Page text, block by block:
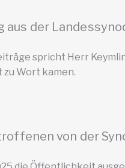
der
spricht Herr
Wort kamen.
von der